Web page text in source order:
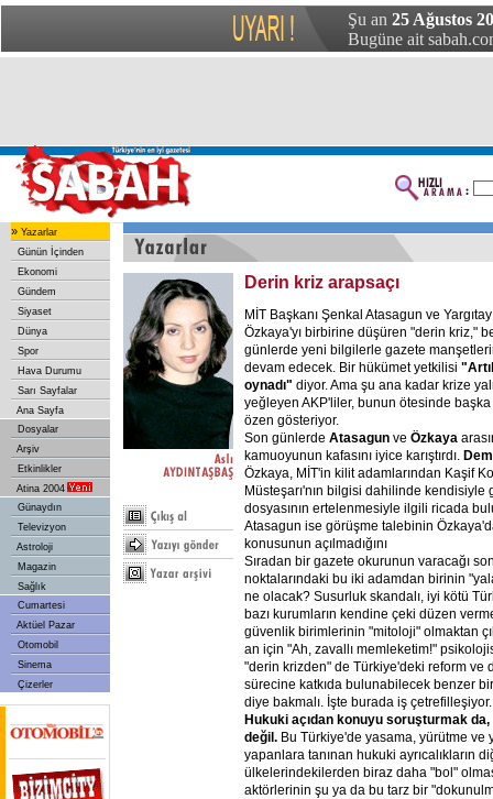
Şu an 25 Ağustos
Bugüne ait
» Yazarlar
Günün İçinden
Ekonomi
Gündem
Siyaset
Dünya
Spor
Hava Durumu
Sarı Sayfalar
Ana Sayfa
Dosyalar
Arşiv
Etkinlikler
Atina 2004
Günaydın
Televizyon
Astroloji
Magazin
Sağlık
Cumartesi
Aktüel Pazar
Otomobil
Sinema
Çizerler
Derin kriz arapsaçı
MİT Başkanı Şenkal Atasagun ve
Özkaya'yı birbirine düşüren "derin kriz,"
günlerde yeni bilgilerle gazete
devam edecek. Bir hükümet yetkilisi
oynadı" diyor. Ama şu ana kadar krize
yeğleyen AKP'liler, bunun ötesinde
özen gösteriyor.
Son günlerde Atasagun ve Özkaya
kamuoyunun kafasını iyice karıştırdı.
Özkaya, MİT'in kilit adamlarından Kaşif
Müsteşarı'nın bilgisi dahilinde kendisiyle
dosyasının ertelenmesiyle ilgili ricada
Atasagun ise görüşme talebinin
konusunun açılmadığını
Sıradan bir gazete okurunun varacağı
noktalarındaki bu iki adamdan birinin
ne olacak? Susurluk skandalı, iyi kötü
bazı kurumların kendine çeki düzen
güvenlik birimlerinin "mitoloji" olmaktan
an için "Ah, zavallı memleketim!"
"derin krizden" de Türkiye'deki reform ve
sürecine katkıda bulunabilecek benzer
diye bakmalı. İşte burada iş çetrefilleşiyor.
Hukuki açıdan konuyu soruşturmak
değil. Bu Türkiye'de yasama, yürütme ve
yapanlara tanınan hukuki ayrıcalıkların
ülkelerindekilerden biraz daha "bol"
aktörlerinin şu ya da bu tarz bir